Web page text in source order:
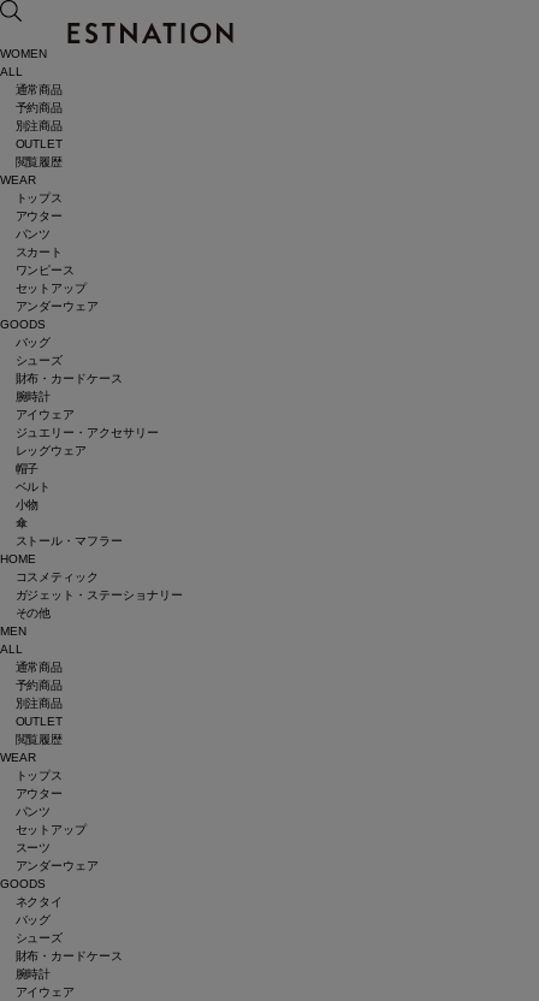
WOMEN
ALL
通常商品
予約商品
別注商品
OUTLET
閲覧履歴
WEAR
トップス
アウター
パンツ
スカート
ワンピース
セットアップ
アンダーウェア
GOODS
バッグ
シューズ
財布・カードケース
腕時計
アイウェア
ジュエリー・アクセサリー
レッグウェア
帽子
ベルト
小物
傘
ストール・マフラー
HOME
コスメティック
ガジェット・ステーショナリー
その他
MEN
ALL
通常商品
予約商品
別注商品
OUTLET
閲覧履歴
WEAR
トップス
アウター
パンツ
セットアップ
スーツ
アンダーウェア
GOODS
ネクタイ
バッグ
シューズ
財布・カードケース
腕時計
アイウェア